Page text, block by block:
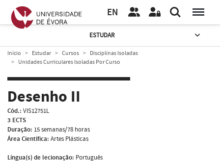
EN
ESTUDAR
Início Estudar Cursos
Disciplinas Isoladas
Unidades Curriculares Isoladas Por Curso
Desenho II
Cód.: VIS12751L
3 ECTS
Duração: 15 semanas/78 horas
Área Científica: Artes Plásticas
Língua(s) de lecionação: Português